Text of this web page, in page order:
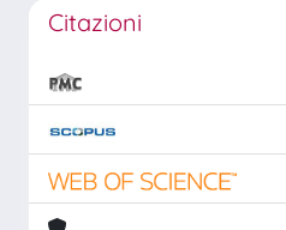
Citazioni